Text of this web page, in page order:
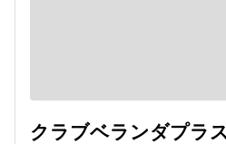
クラブベランダプラ